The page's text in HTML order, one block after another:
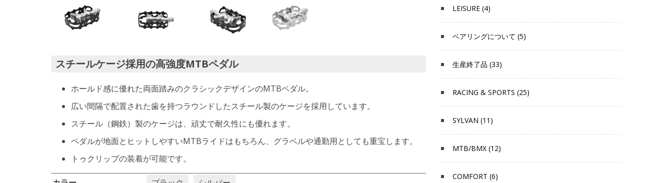
スチールケージ採用の高強度MTBペダル
ホールド感に優れた両面踏みのクラシックデザインのMTBペダル。
広い間隔で配置された歯を持つラウンドしたスチール製のケージを採用しています。
スチール（鋼鉄）製のケージは、頑丈で耐久性にも優れます。
ペダルが地面とヒットしやすいMTBライドはもちろん、グラベルや通勤用としても重宝します。
トゥクリップの装着が可能です。
LEISURE (4)
ベアリングについて (5)
生産終了品 (33)
RACING & SPORTS (25)
SYLVAN (11)
MTB/BMX (12)
COMFORT (6)